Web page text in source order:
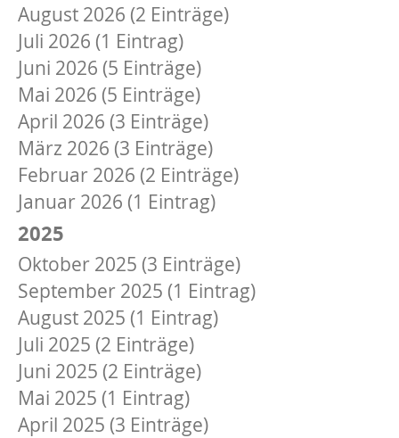
August 2026 (2 Einträge)
Juli 2026 (1 Eintrag)
Juni 2026 (5 Einträge)
Mai 2026 (5 Einträge)
April 2026 (3 Einträge)
März 2026 (3 Einträge)
Februar 2026 (2 Einträge)
Januar 2026 (1 Eintrag)
2025
Oktober 2025 (3 Einträge)
September 2025 (1 Eintrag)
August 2025 (1 Eintrag)
Juli 2025 (2 Einträge)
Juni 2025 (2 Einträge)
Mai 2025 (1 Eintrag)
April 2025 (3 Einträge)